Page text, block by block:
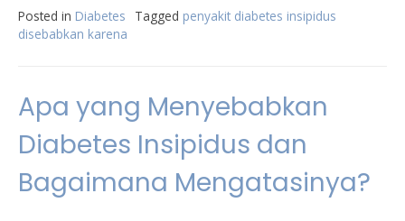
Posted in Diabetes Tagged penyakit diabetes insipidus
disebabkan karena
Apa yang Menyebabkan
Diabetes Insipidus dan
Bagaimana Mengatasinya?